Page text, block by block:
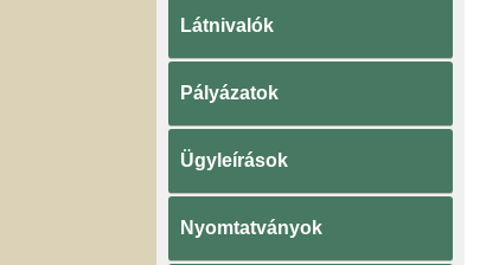
Látnivalók
Pályázatok
Ügyleírások
Nyomtatványok